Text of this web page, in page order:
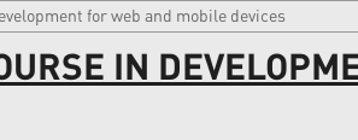
for web and mobile devices
IN